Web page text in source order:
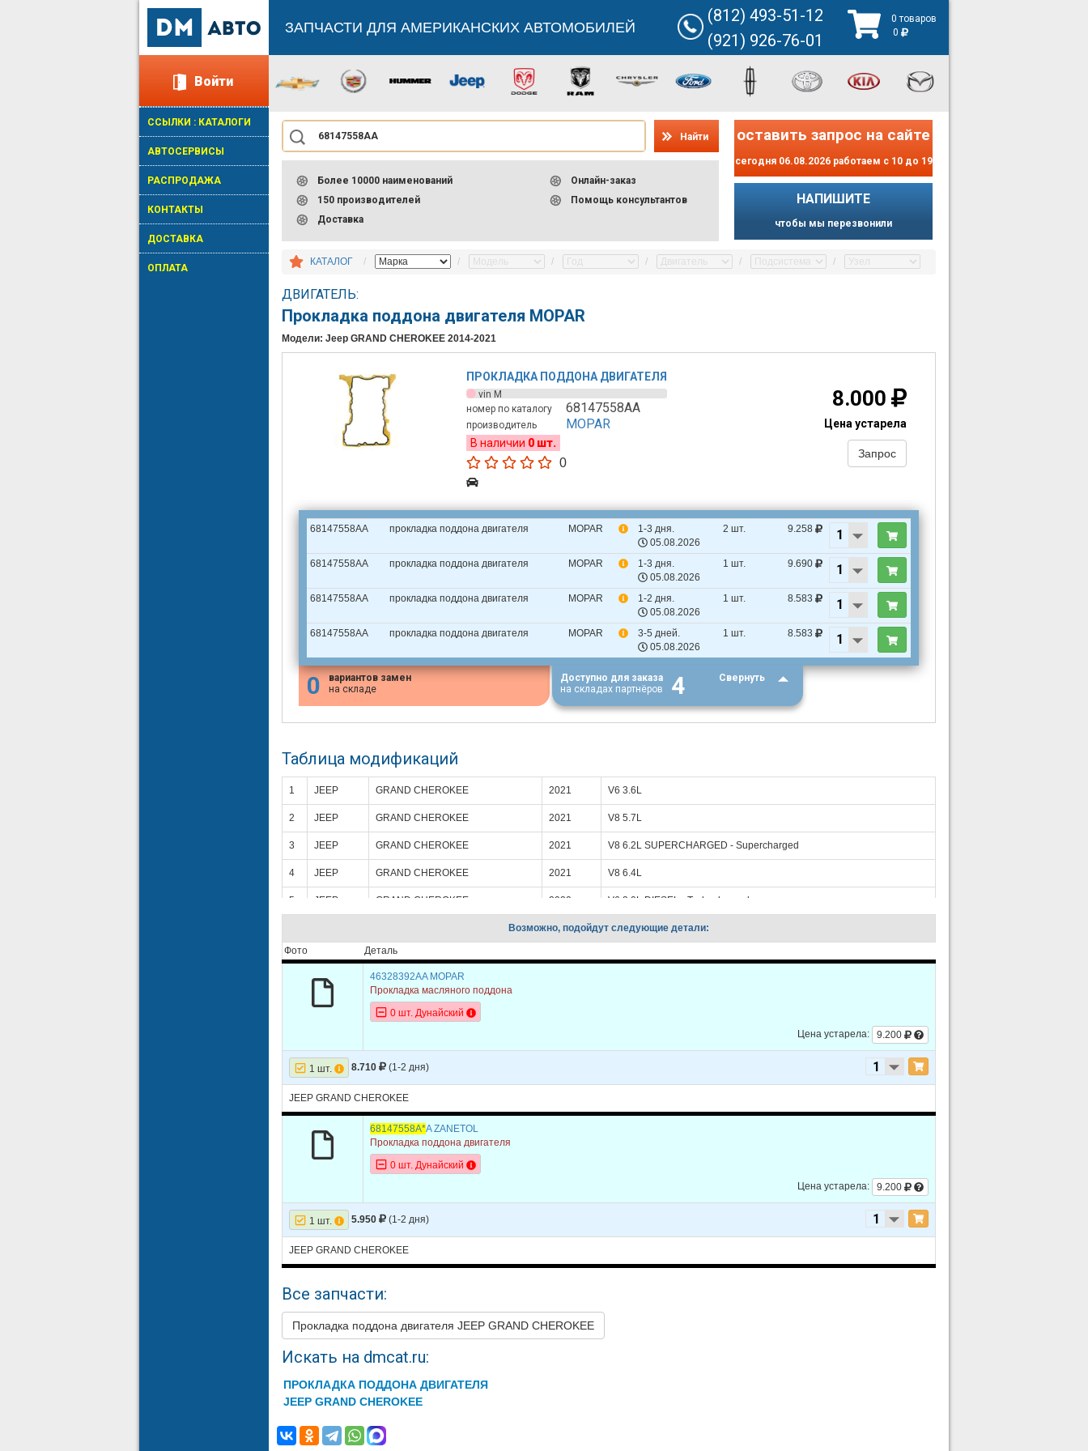
Войти
ССЫЛКИ : КАТАЛОГИ
АВТОСЕРВИСЫ
РАСПРОДАЖА
КОНТАКТЫ
ДОСТАВКА
ОПЛАТА
ЗАПЧАСТИ ДЛЯ АМЕРИКАНСКИХ АВТОМОБИЛЕЙ
(812) 493-51-12
(921) 926-76-01
0 товаров
0
Найти
Более 10000 наименований
150 производителей
Доставка
Онлайн-заказ
Помощь консультантов
оставить запрос на сайте
сегодня 06.08.2026 работаем с 10 до 19
НАПИШИТЕ
чтобы мы перезвонили
КАТАЛОГ
ДВИГАТЕЛЬ:
Прокладка поддона двигателя MOPAR
Модели: Jeep GRAND CHEROKEE 2014-2021
ПРОКЛАДКА ПОДДОНА ДВИГАТЕЛЯ
vin M
номер по каталогу
68147558AA
производитель MOPAR
В наличии 0 шт.
0
8.000
Цена устарела
Запрос
68147558AA прокладка поддона двигателя MOPAR
1-3 дня.
05.08.2026
2 шт. 9.258
68147558AA прокладка поддона двигателя MOPAR
1-3 дня.
05.08.2026
1 шт. 9.690
68147558AA прокладка поддона двигателя MOPAR
1-2 дня.
05.08.2026
1 шт. 8.583
68147558AA прокладка поддона двигателя MOPAR
3-5 дней.
05.08.2026
1 шт. 8.583
0
вариантов замен
на складе
Доступно для заказа
на складах партнёров
4 Свернуть
Таблица модификаций
1 JEEP GRAND CHEROKEE 2021 V6 3.6L
2 JEEP GRAND CHEROKEE 2021 V8 5.7L
3 JEEP GRAND CHEROKEE 2021 V8 6.2L SUPERCHARGED - Supercharged
4 JEEP GRAND CHEROKEE 2021 V8 6.4L
5 JEEP GRAND CHEROKEE 2020 V6 3.0L DIESEL - Turbocharged
2020 V6 3.6L
7 GRAND CHEROKEE
JEEP GRAND CHEROKEE
JEEP GRAND CHEROKEE
11 JEEP GRAND CHEROKEE
12 JEEP GRAND CHEROKEE
GRAND CHEROKEE
GRAND CHEROKEE
GRAND CHEROKEE
16 JEEP GRAND CHEROKEE 2018 V8 5.7L
17 JEEP
19
20 JEEP GRAND CHEROKEE 2017
21 JEEP GRAND CHEROKEE 2017
23 JEEP GRAND CHEROKEE
24 JEEP GRAND CHEROKEE
Возможно, подойдут следующие детали:
Фото
Деталь
46328392AA MOPAR
Прокладка масляного поддона
0 шт. Дунайский
Цена устарела:
9.200
1 шт. 8.710 (1-2 дня)
JEEP GRAND CHEROKEE
68147558A*A ZANETOL
Прокладка поддона двигателя
0 шт. Дунайский
Цена устарела:
9.200
1 шт. 5.950 (1-2 дня)
JEEP GRAND CHEROKEE
Все запчасти:
Прокладка поддона двигателя JEEP GRAND CHEROKEE
Искать на dmcat.ru:
ПРОКЛАДКА ПОДДОНА ДВИГАТЕЛЯ
JEEP GRAND CHEROKEE